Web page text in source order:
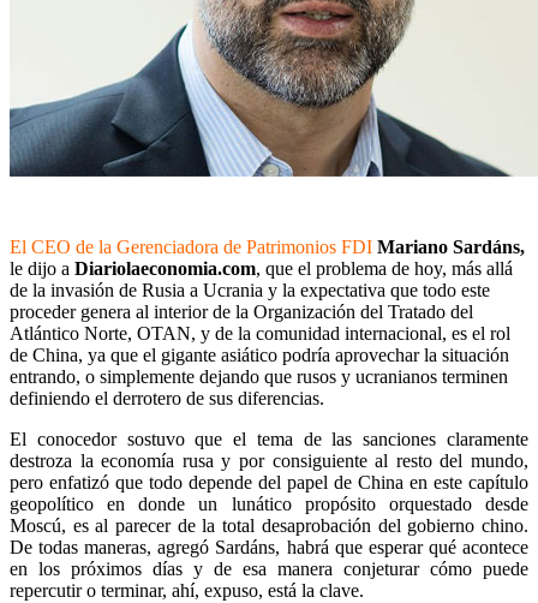
El CEO de la Gerenciadora de Patrimonios FDI Mariano Sardáns,
le dijo a Diariolaeconomia.com, que el problema de hoy, más allá
de la invasión de Rusia a Ucrania y la expectativa que todo este
proceder genera al interior de la Organización del Tratado del
Atlántico Norte, OTAN, y de la comunidad internacional, es el rol
de China, ya que el gigante asiático podría aprovechar la situación
entrando, o simplemente dejando que rusos y ucranianos terminen
definiendo el derrotero de sus diferencias.
El conocedor sostuvo que el tema de las sanciones claramente
destroza la economía rusa y por consiguiente al resto del mundo,
pero enfatizó que todo depende del papel de China en este capítulo
geopolítico en donde un lunático propósito orquestado desde
Moscú, es al parecer de la total desaprobación del gobierno chino.
De todas maneras, agregó Sardáns, habrá que esperar qué acontece
en los próximos días y de esa manera conjeturar cómo puede
repercutir o terminar, ahí, expuso, está la clave.